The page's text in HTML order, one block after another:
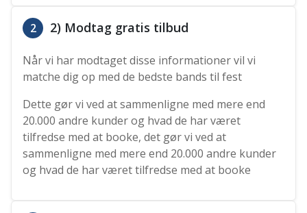
2 2) Modtag gratis tilbud
Når vi har modtaget disse informationer vil vi
matche dig op med de bedste bands til fest
Dette gør vi ved at sammenligne med mere end
20.000 andre kunder og hvad de har været
tilfredse med at booke, det gør vi ved at
sammenligne med mere end 20.000 andre kunder
og hvad de har været tilfredse med at booke